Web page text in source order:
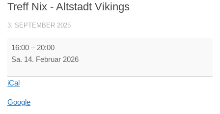
Treff Nix - Altstadt Vikings
3. SEPTEMBER 2025
Treff
Nix
Altstadt
16:00 – 20:00
Sa. 14. Februar 2026
iCal
Google